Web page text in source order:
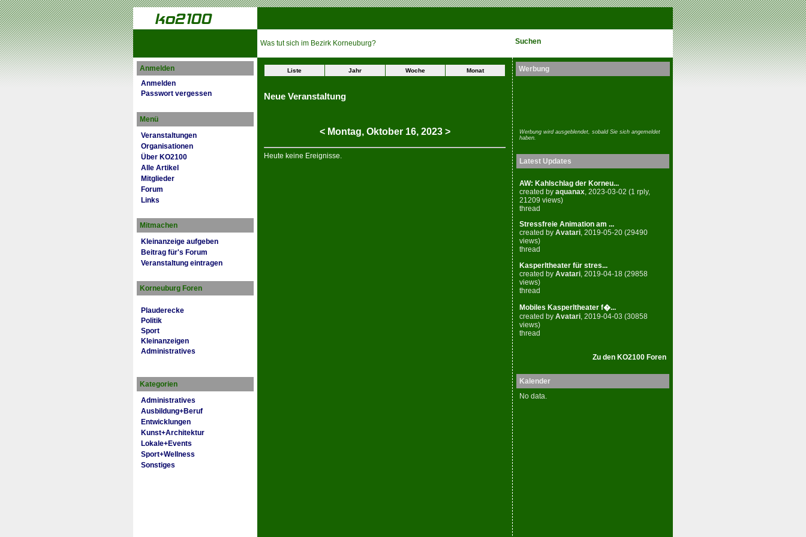
Was tut sich im Bezirk Korneuburg? Suchen
Anmelden
Anmelden
Passwort vergessen
Menü
Veranstaltungen
Organisationen
Über KO2100
Alle Artikel
Mitglieder
Forum
Links
Mitmachen
Kleinanzeige aufgeben
Beitrag für's Forum
Veranstaltung eintragen
Korneuburg Foren
Plauderecke
Politik
Sport
Kleinanzeigen
Administratives
Kategorien
Administratives
Ausbildung+Beruf
Entwicklungen
Kunst+Architektur
Lokale+Events
Sport+Wellness
Sonstiges
Liste Jahr Woche Monat
Neue Veranstaltung
<Montag, Oktober 16, 2023 >
Heute keine Ereignisse.
Werbung
Werbung wird ausgeblendet, sobald Sie sich angemeldet
haben.
Latest Updates
AW: Kahlschlag der Korneu...
created by aquanax, 2023-03-02 (1 rply,
21209 views)
thread
Stressfreie Animation am ...
created by Avatari, 2019-05-20 (29490
views)
thread
Kasperltheater für stres...
created by Avatari , 2019-04-18 (29858
views)
thread
Mobiles Kasperltheater f�...
created by Avatari , 2019-04-03 (30858
views)
thread
Zu den KO2100 Foren
Kalender
No data.